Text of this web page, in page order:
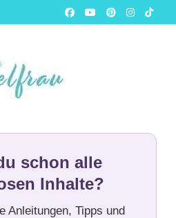
schon alle
Inhalte?
Anleitungen, Tipps und